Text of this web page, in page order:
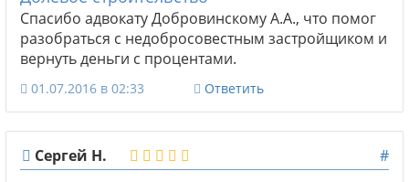
Спасибо адвокату Добровинскому А.А., что помог
разобраться с недобросовестным застройщиком и
вернуть деньги с процентами.
01.07.2016 в 02:33 Ответить
Сергей Н. #